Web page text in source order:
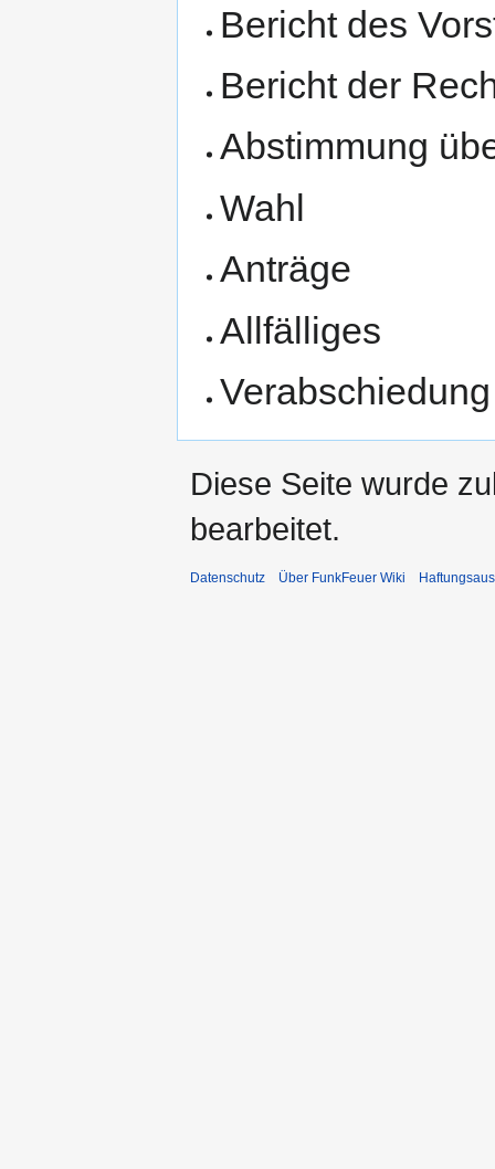
Bericht des
Bericht der
Abstimmung
Wahl
Anträge
Allfälliges
Verabschiedung
Diese Seite wurde
bearbeitet.
Datenschutz Über FunkFeuer Wiki